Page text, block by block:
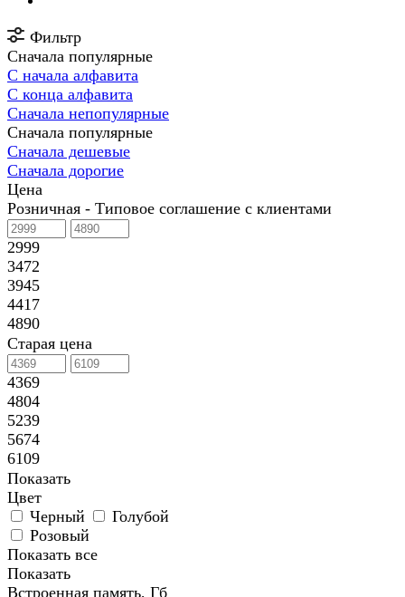
Фильтр
Сначала популярные
С начала алфавита
С конца алфавита
Сначала непопулярные
Сначала популярные
Сначала дешевые
Сначала дорогие
Цена
Розничная - Типовое соглашение с клиентами
2999
3472
3945
4417
4890
Старая цена
4369
4804
5239
5674
6109
Показать
Цвет
Черный
Голубой
Розовый
Показать все
Показать
Встроенная память, Гб